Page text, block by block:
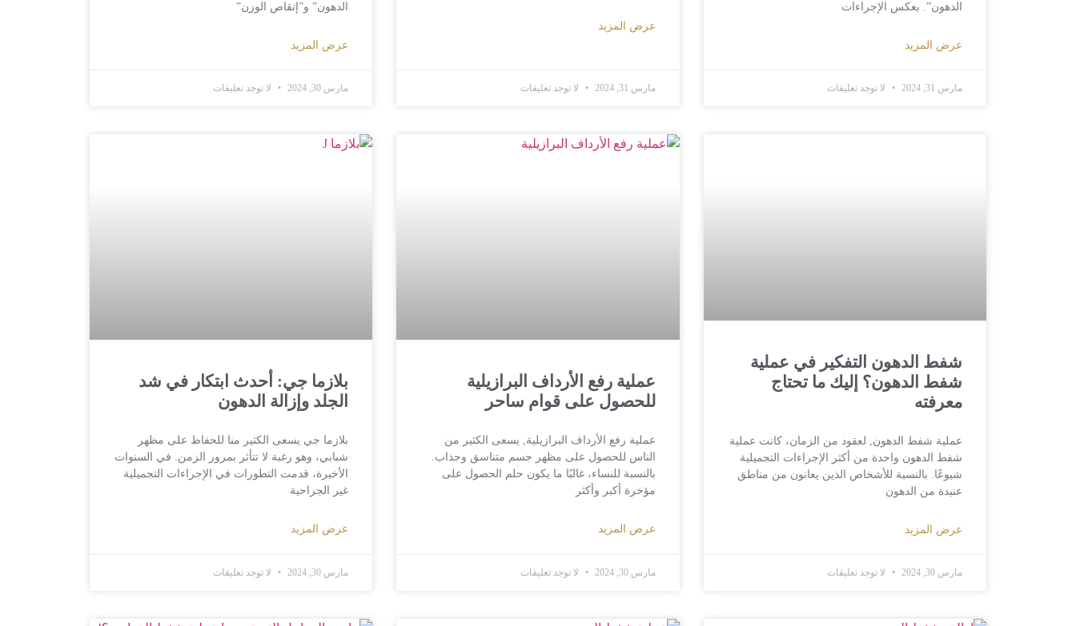
الدهون”. بعكس الإجراءات
عرض المزيد
مارس 31, 2024 لا توجد تعليقات
عرض المزيد
مارس 31, 2024 لا توجد تعليقات
الدهون” و”إنقاص الوزن”
عرض المزيد
مارس 30, 2024 لا توجد تعليقات
شفط الدهون التفكير في عملية
شفط الدهون؟ إليك ما تحتاج
معرفته
عملية شفط الدهون, لعقود من الزمان، كانت عملية
شفط الدهون واحدة من أكثر الإجراءات التجميلية
شيوعًا. بالنسبة للأشخاص الذين يعانون من مناطق
عنيدة من الدهون
عرض المزيد
مارس 30, 2024 لا توجد تعليقات
عملية رفع الأرداف البرازيلية
للحصول على قوام ساحر
عملية رفع الأرداف البرازيلية, يسعى الكثير من
الناس للحصول على مظهر جسم متناسق وجذاب.
بالنسبة للنساء، غالبًا ما يكون حلم الحصول على
مؤخرة أكبر وأكثر
عرض المزيد
مارس 30, 2024 لا توجد تعليقات
بلازما جي: أحدث ابتكار في شد
الجلد وإزالة الدهون
بلازما جي يسعى الكثير منا للحفاظ على مظهر
شبابي، وهو رغبة لا تتأثر بمرور الزمن. في السنوات
الأخيرة، قدمت التطورات في الإجراءات التجميلية
غير الجراحية
عرض المزيد
مارس 30, 2024 لا توجد تعليقات